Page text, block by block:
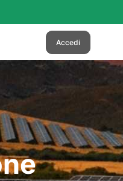
Accedi